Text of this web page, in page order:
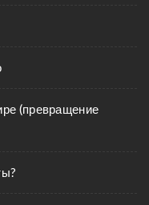
(превращение